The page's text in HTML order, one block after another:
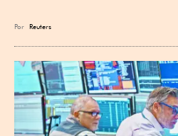
Por Reuters